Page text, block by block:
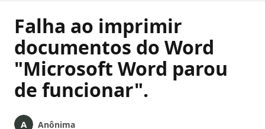
Falha ao imprimir
documentos do Word
"Microsoft Word parou
de funcionar".
Anônima